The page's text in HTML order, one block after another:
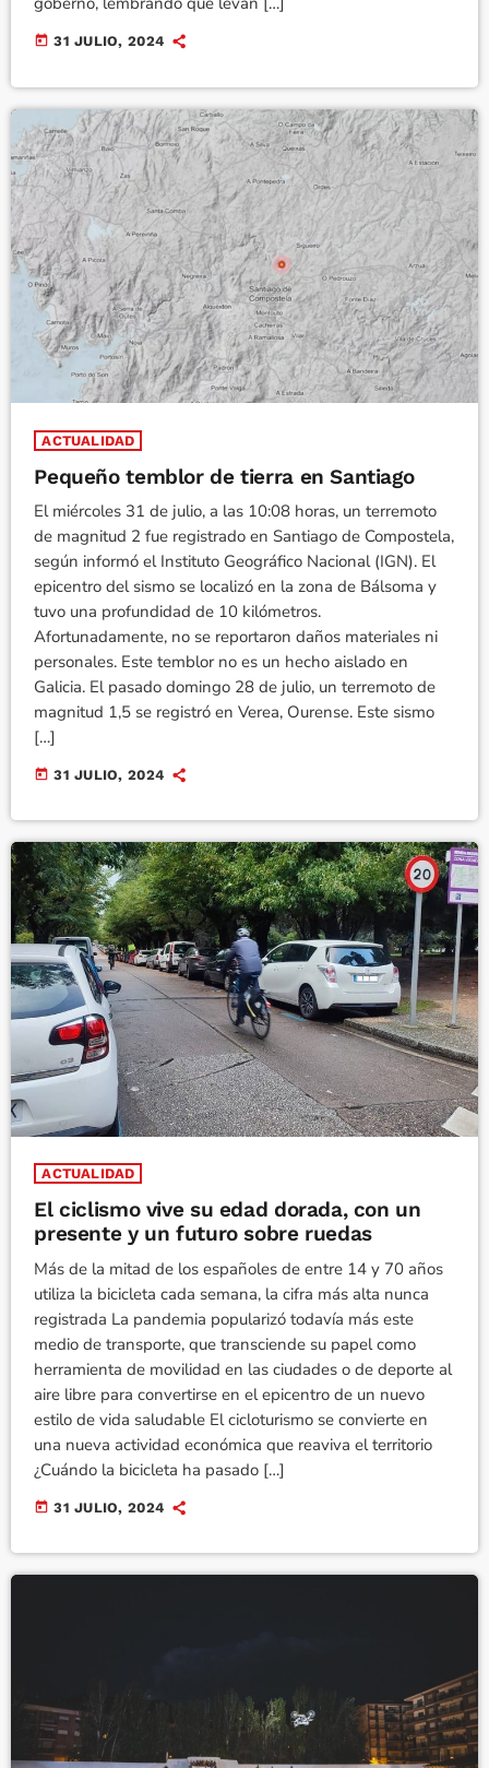
today 31 JULIO, 2024
ACTUALIDAD
Pequeño temblor de tierra en Santiago
El miércoles 31 de julio, a las 10:08 horas, un terremoto
de magnitud 2 fue registrado en Santiago de Compostela,
según informó el Instituto Geográfico Nacional (IGN). El
epicentro del sismo se localizó en la zona de Bálsoma y
tuvo una profundidad de 10 kilómetros.
Afortunadamente, no se reportaron daños materiales ni
personales. Este temblor no es un hecho aislado en
Galicia. El pasado domingo 28 de julio, un terremoto de
magnitud 1,5 se registró en Verea, Ourense. Este sismo
[…]
today 31 JULIO, 2024
ACTUALIDAD
El ciclismo vive su edad dorada, con un
presente y un futuro sobre ruedas
Más de la mitad de los españoles de entre 14 y 70 años
utiliza la bicicleta cada semana, la cifra más alta nunca
registrada La pandemia popularizó todavía más este
medio de transporte, que transciende su papel como
herramienta de movilidad en las ciudades o de deporte al
aire libre para convertirse en el epicentro de un nuevo
estilo de vida saludable El cicloturismo se convierte en
una nueva actividad económica que reaviva el territorio
¿Cuándo la bicicleta ha pasado […]
today 31 JULIO, 2024